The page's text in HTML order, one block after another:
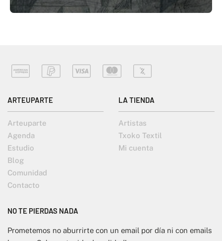
ARTEUPARTE
Arteuparte
Agenda
Estudio
Blog
Comunidad
Contacto
LA TIENDA
Artistas
Txoko Textil
Mi cuenta
NO TE PIERDAS NADA
Prometemos no aburrirte con un email por día ni con emails